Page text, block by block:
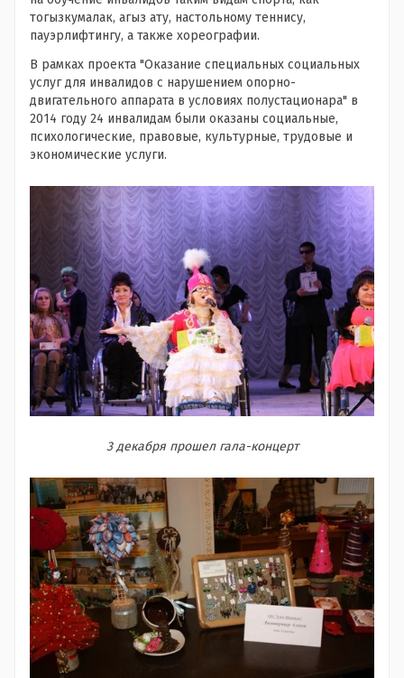
тогызкумалак, агыз ату, настольному теннису,
пауэрлифтингу, а также хореографии.
В рамках проекта "Оказание специальных социальных
услуг для инвалидов с нарушением опорно-
двигательного аппарата в условиях полустационара" в
2014 году 24 инвалидам были оказаны социальные,
психологические, правовые, культурные, трудовые и
экономические услуги.
3 декабря прошел гала-концерт